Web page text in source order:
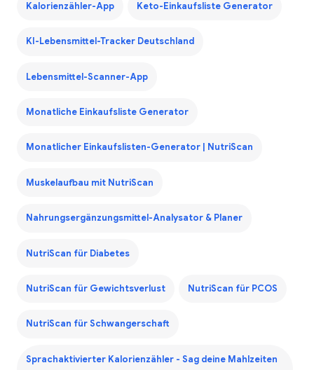
Kalorienzähler-App Keto-Einkaufsliste Generator
KI-Lebensmittel-Tracker Deutschland
Lebensmittel-Scanner-App
Monatliche Einkaufsliste Generator
Monatlicher Einkaufslisten-Generator | NutriScan
Muskelaufbau mit NutriScan
Nahrungsergänzungsmittel-Analysator & Planer
NutriScan für Diabetes
NutriScan für Gewichtsverlust NutriScan für PCOS
NutriScan für Schwangerschaft
Sprachaktivierter Kalorienzähler - Sag deine Mahlzeiten